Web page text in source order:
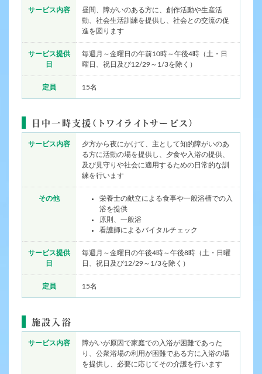
サービス内容
昼間、障がいのある方に、創作活動や生産活
動、社会生活訓練を提供し、社会との交流の促
進を図ります
サービス提供
日
毎週月～金曜日の午前10時～午後4時（土・日
曜日、祝日及び12/29～1/3を除く）
定員 15名
日中一時支援（トワイライトサービス）
サービス内容
夕方から夜にかけて、主として知的障がいのあ
る方に活動の場を提供し、夕食や入浴の提供、
及び見守りや社会に適用するための日常的な訓
練を行います
その他
栄養士の献立による食事や一般浴槽での入
浴を提供
原則、一般浴
看護師によるバイタルチェック
サービス提供
日
毎週月～金曜日の午後4時～午後8時（土・日曜
日、祝日及び12/29～1/3を除く）
定員 15名
施設入浴
サービス内容
障がいが原因で家庭での入浴が困難であった
り、公衆浴場の利用が困難である方に入浴の場
を提供し、必要に応じてその介護を行います